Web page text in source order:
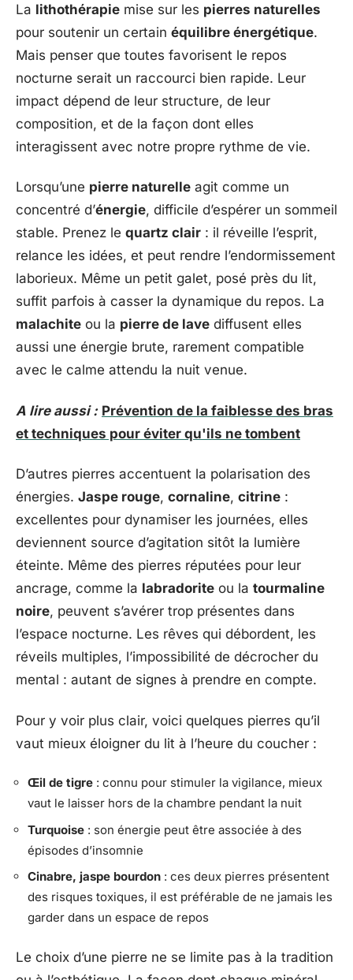
La lithothérapie mise sur les pierres naturelles
pour soutenir un certain équilibre énergétique.
Mais penser que toutes favorisent le repos
nocturne serait un raccourci bien rapide. Leur
impact dépend de leur structure, de leur
composition, et de la façon dont elles
interagissent avec notre propre rythme de vie.
Lorsqu’une pierre naturelle agit comme un
concentré d’énergie, difficile d’espérer un sommeil
stable. Prenez le quartz clair : il réveille l’esprit,
relance les idées, et peut rendre l’endormissement
laborieux. Même un petit galet, posé près du lit,
suffit parfois à casser la dynamique du repos. La
malachite ou la pierre de lave diffusent elles
aussi une énergie brute, rarement compatible
avec le calme attendu la nuit venue.
A lire aussi : Prévention de la faiblesse des bras
et techniques pour éviter qu'ils ne tombent
D’autres pierres accentuent la polarisation des
énergies. Jaspe rouge, cornaline, citrine :
excellentes pour dynamiser les journées, elles
deviennent source d’agitation sitôt la lumière
éteinte. Même des pierres réputées pour leur
ancrage, comme la labradorite ou la tourmaline
noire, peuvent s’avérer trop présentes dans
l’espace nocturne. Les rêves qui débordent, les
réveils multiples, l’impossibilité de décrocher du
mental : autant de signes à prendre en compte.
Pour y voir plus clair, voici quelques pierres qu’il
vaut mieux éloigner du lit à l’heure du coucher :
Œil de tigre : connu pour stimuler la vigilance, mieux
vaut le laisser hors de la chambre pendant la nuit
Turquoise : son énergie peut être associée à des
épisodes d’insomnie
Cinabre, jaspe bourdon : ces deux pierres présentent
des risques toxiques, il est préférable de ne jamais les
garder dans un espace de repos
Le choix d’une pierre ne se limite pas à la tradition